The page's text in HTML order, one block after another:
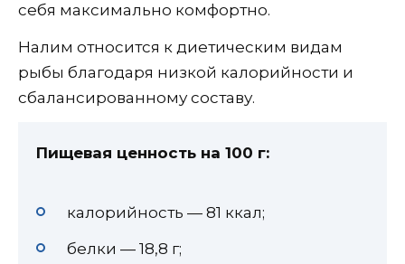
себя максимально комфортно.
Налим относится к диетическим видам
рыбы благодаря низкой калорийности и
сбалансированному составу.
Пищевая ценность на 100 г:
калорийность — 81 ккал;
белки — 18,8 г;